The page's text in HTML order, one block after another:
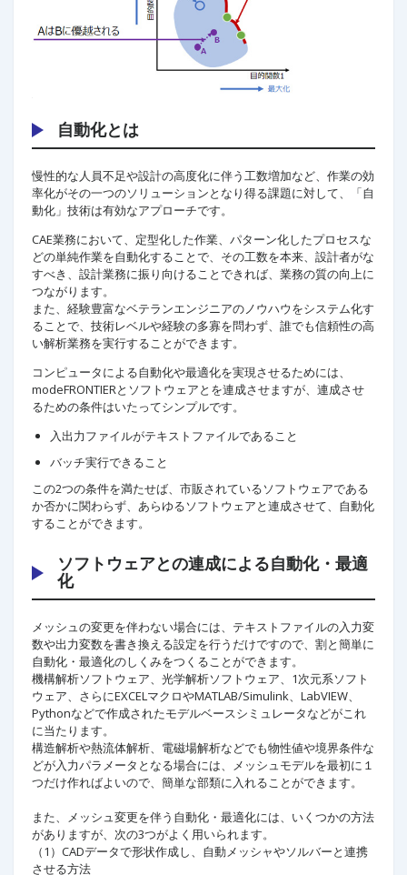
自動化とは
慢性的な人員不足や設計の高度化に伴う工数増加など、作業の効
率化がその一つのソリューションとなり得る課題に対して、「自
動化」技術は有効なアプローチです。
CAE業務において、定型化した作業、パターン化したプロセスな
どの単純作業を自動化することで、その工数を本来、設計者がな
すべき、設計業務に振り向けることできれば、業務の質の向上に
つながります。
また、経験豊富なベテランエンジニアのノウハウをシステム化す
ることで、技術レベルや経験の多寡を問わず、誰でも信頼性の高
い解析業務を実行することができます。
コンピュータによる自動化や最適化を実現させるためには、
modeFRONTIERとソフトウェアとを連成させますが、連成させ
るための条件はいたってシンプルです。
入出力ファイルがテキストファイルであること
バッチ実行できること
この2つの条件を満たせば、市販されているソフトウェアである
か否かに関わらず、あらゆるソフトウェアと連成させて、自動化
することができます。
ソフトウェアとの連成による自動化・最適
化
メッシュの変更を伴わない場合には、テキストファイルの入力変
数や出力変数を書き換える設定を行うだけですので、割と簡単に
自動化・最適化のしくみをつくることができます。
機構解析ソフトウェア、光学解析ソフトウェア、1次元系ソフト
ウェア、さらにEXCELマクロやMATLAB/Simulink、LabVIEW、
Pythonなどで作成されたモデルベースシミュレータなどがこれ
に当たります。
構造解析や熱流体解析、電磁場解析などでも物性値や境界条件な
どが入力パラメータとなる場合には、メッシュモデルを最初に１
つだけ作ればよいので、簡単な部類に入れることができます。
また、メッシュ変更を伴う自動化・最適化には、いくつかの方法
がありますが、次の3つがよく用いられます。
（1）CADデータで形状作成し、自動メッシャやソルバーと連携
させる方法